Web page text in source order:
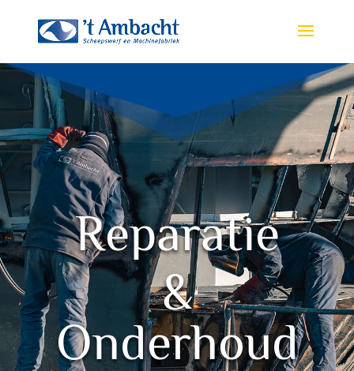
Reparatie
&
Onderhoud